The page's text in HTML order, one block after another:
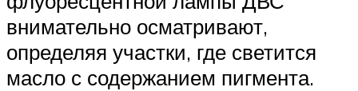
внимательно осматривают,
определяя участки, где светится
масло с содержанием пигмента.